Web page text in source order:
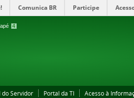
Comunica BR Participe
4
do Servidor Portal da TI Acesso à